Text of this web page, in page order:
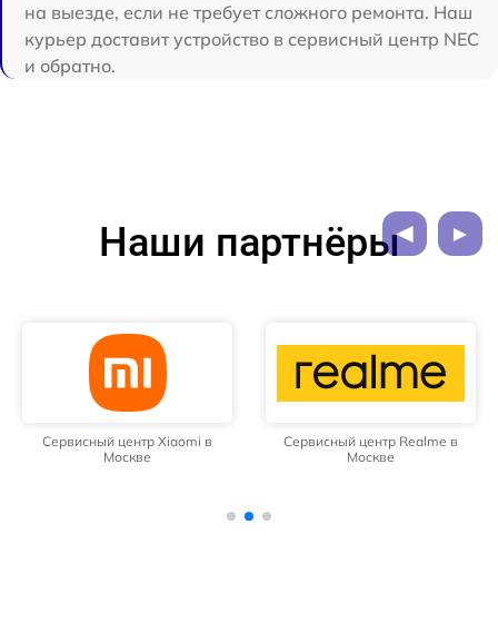
на выезде, если не требует сложного ремонта. Наш
курьер доставит устройство в сервисный центр NEC
и обратно.
Наши партнёры
Сервисный центр Xiaomi в
Москве
Сервисный центр Realme в
Москве